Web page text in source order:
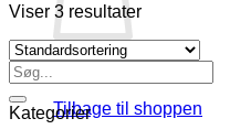
Tilbage til shoppen
Viser 3 resultater
Søg
efter:
Kategorier